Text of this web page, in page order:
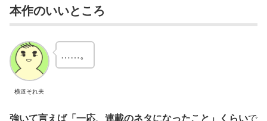
本作のいいところ
横道それ夫
……。
強いて言えば「一応、連載のネタになったこと」くらいで